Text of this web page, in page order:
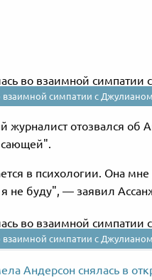
взаимной симпатии с
журналист отозвался об
в психологии. Она
не буду", — заявил
взаимной симпатии с
Андерсон снялась в